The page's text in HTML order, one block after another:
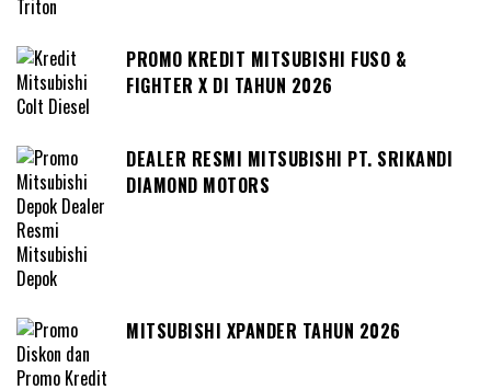
PROMO KREDIT MITSUBISHI FUSO &
FIGHTER X DI TAHUN 2026
DEALER RESMI MITSUBISHI PT. SRIKANDI
DIAMOND MOTORS
MITSUBISHI XPANDER TAHUN 2026